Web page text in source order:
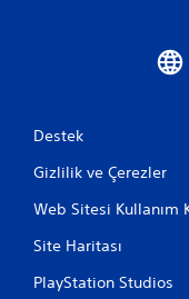
Destek
Gizlilik ve Çerezler
Web Sitesi Kullanım
Site Haritası
PlayStation Studios